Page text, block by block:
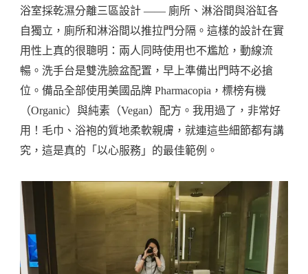
浴室採乾濕分離三區設計 —— 廁所、淋浴間與浴缸各
自獨立，廁所和淋浴間以推拉門分隔。這樣的設計在實
用性上真的很聰明：兩人同時使用也不尷尬，動線流
暢。洗手台是雙洗臉盆配置，早上準備出門時不必搶
位。備品全部使用美國品牌 Pharmacopia，標榜有機
（Organic）與純素（Vegan）配方。我用過了，非常好
用！毛巾、浴袍的質地柔軟親膚，就連這些細節都有講
究，這是真的「以心服務」的最佳範例。